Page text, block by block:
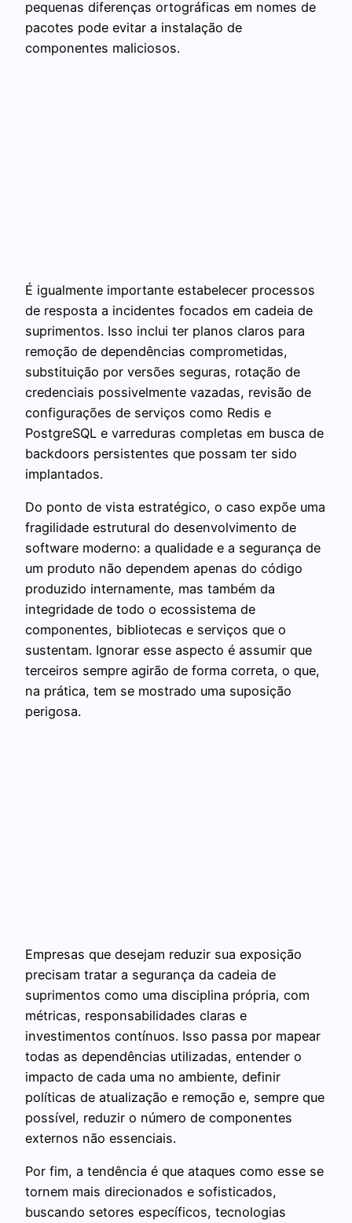
pequenas diferenças ortográficas em nomes de
pacotes pode evitar a instalação de
componentes maliciosos.
É igualmente importante estabelecer processos
de resposta a incidentes focados em cadeia de
suprimentos. Isso inclui ter planos claros para
remoção de dependências comprometidas,
substituição por versões seguras, rotação de
credenciais possivelmente vazadas, revisão de
configurações de serviços como Redis e
PostgreSQL e varreduras completas em busca de
backdoors persistentes que possam ter sido
implantados.
Do ponto de vista estratégico, o caso expõe uma
fragilidade estrutural do desenvolvimento de
software moderno: a qualidade e a segurança de
um produto não dependem apenas do código
produzido internamente, mas também da
integridade de todo o ecossistema de
componentes, bibliotecas e serviços que o
sustentam. Ignorar esse aspecto é assumir que
terceiros sempre agirão de forma correta, o que,
na prática, tem se mostrado uma suposição
perigosa.
Empresas que desejam reduzir sua exposição
precisam tratar a segurança da cadeia de
suprimentos como uma disciplina própria, com
métricas, responsabilidades claras e
investimentos contínuos. Isso passa por mapear
todas as dependências utilizadas, entender o
impacto de cada uma no ambiente, definir
políticas de atualização e remoção e, sempre que
possível, reduzir o número de componentes
externos não essenciais.
Por fim, a tendência é que ataques como esse se
tornem mais direcionados e sofisticados,
buscando setores específicos, tecnologias